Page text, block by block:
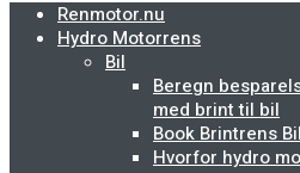
Renmotor.nu
Hydro Motorrens
Bil
Beregn
med brint til bil
Book Brintrens Bil
Hvorfor hydro